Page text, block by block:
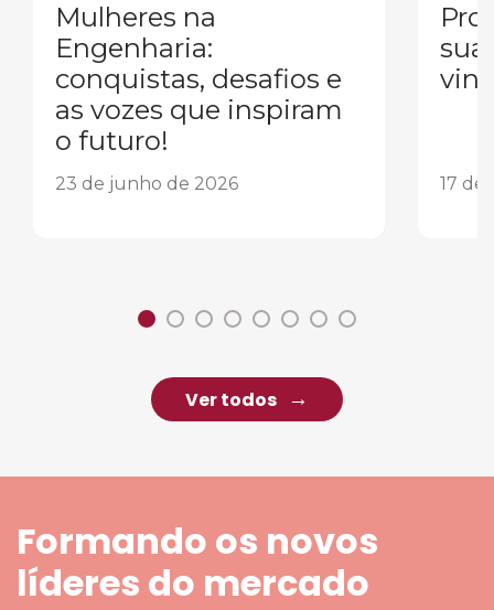
Mulheres na
Engenharia:
conquistas, desafios e
as vozes que inspiram
o futuro!
23 de junho de 2026
sua
17 de
Ver todos
Formando os novos
líderes do mercado